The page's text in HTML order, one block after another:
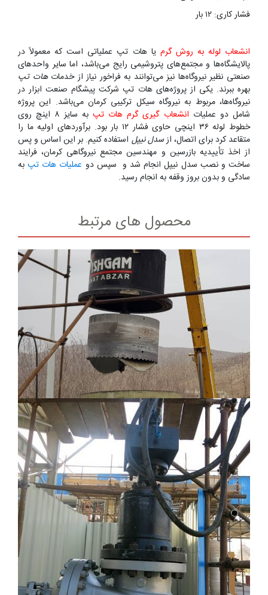
فشار کاری: ۱۲ بار
انشعاب لوله به روش گرم یا هات تپ عملیاتی است که معمولاً در
پالایشگاه‌ها و مجتمع‌های پتروشیمی رایج می‌باشد، اما سایر واحدهای
صنعتی نظیر نیروگاه‌ها نیز می‌توانند به فراخور نیاز از خدماتهات تپ
بهره ببرند. یکی از پروژه‌های هات تپ شرکت پیشگام صنعت ابزار در
نیروگاه‌ها، مربوط به نیروگاه سیکل ترکیبی کرمان می‌باشد. این پروژه
شامل دو عملیات انشعاب گیری گرم هات تپ
به سایز ۸ اینچ روی
خطوط لوله ۳۶ اینچی حاوی فشار ۱۲ بار بود. برآوردهای اولیه ما را
متقاعد کرد برای اتصال، ازسدل نیپل استفاده کنیم. بر این اساس و پس
از اخذ تأییدیه بازرسین و مهندسین مجتمع نیروگاهی کرمان، فرایند
ساخت و نصب سدل نیپل انجام شد و سپس دو عملیات هات تپ به
سادگی و بدون بروز وقفه به انجام رسید.
محصول های مرتبط